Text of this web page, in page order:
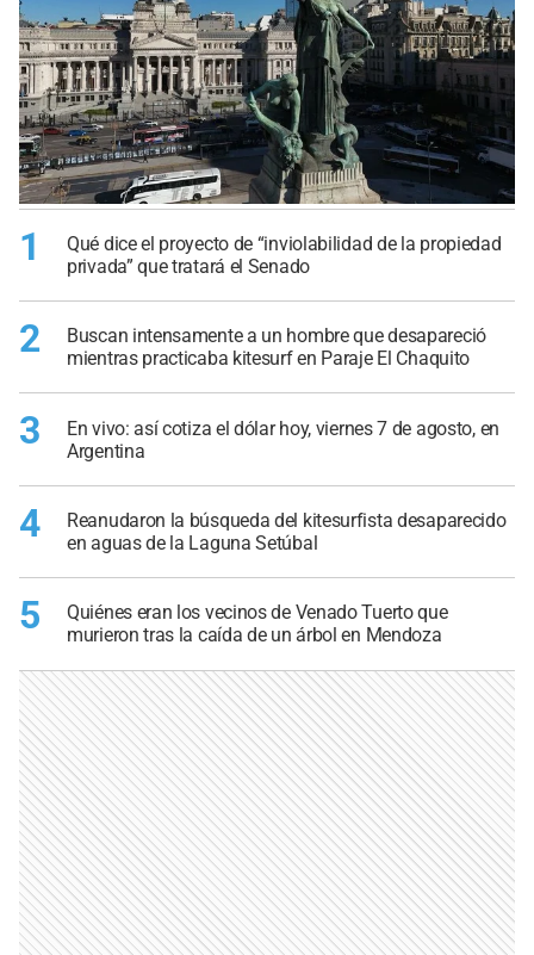
1
Qué dice el proyecto de “inviolabilidad de la propiedad
privada” que tratará el Senado
2
Buscan intensamente a un hombre que desapareció
mientras practicaba kitesurf en Paraje El Chaquito
3
En vivo: así cotiza el dólar hoy, viernes 7 de agosto, en
Argentina
4
Reanudaron la búsqueda del kitesurfista desaparecido
en aguas de la Laguna Setúbal
5
Quiénes eran los vecinos de Venado Tuerto que
murieron tras la caída de un árbol en Mendoza